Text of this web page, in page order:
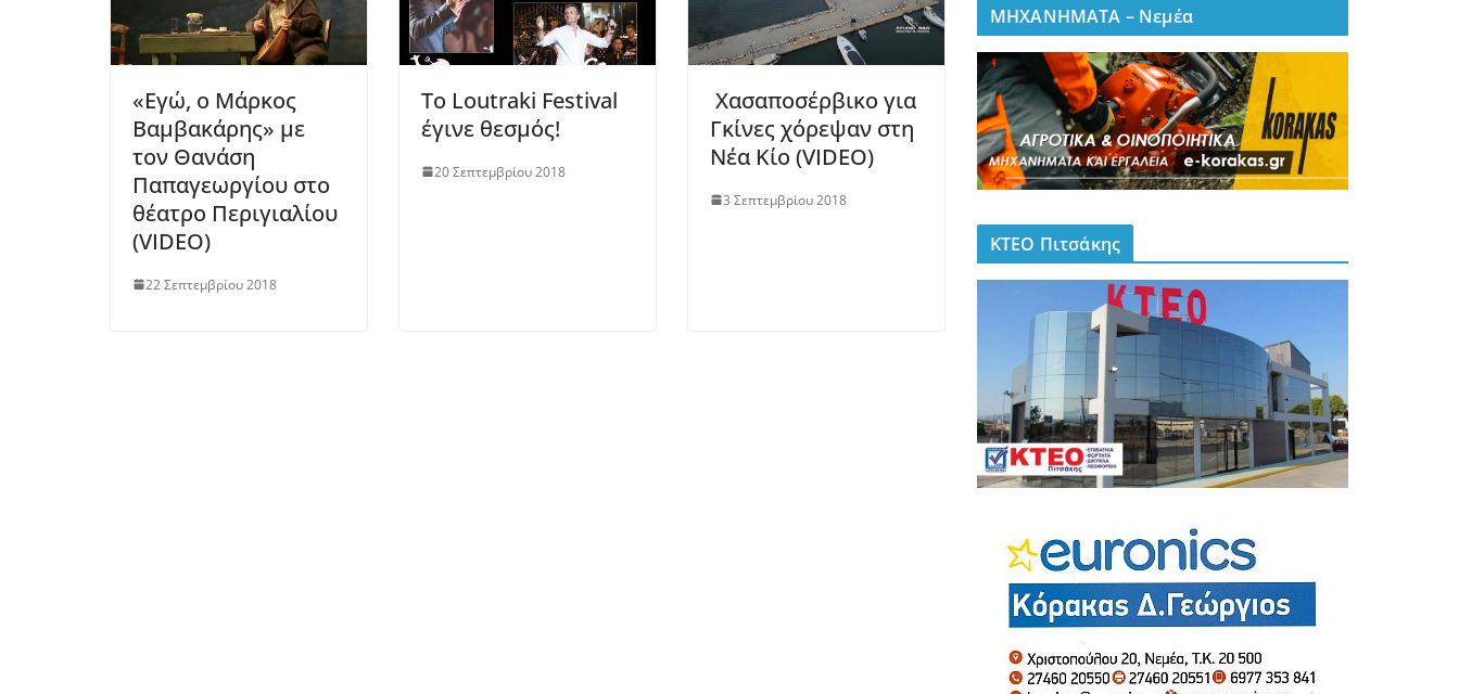
«Εγώ, ο Μάρκος
Βαμβακάρης» με
τον Θανάση
Παπαγεωργίου στο
θέατρο Περιγιαλίου
(VIDEO)
22 Σεπτεμβρίου 2018
To Loutraki Festival
έγινε θεσμός!
20 Σεπτεμβρίου 2018
Χασαποσέρβικο για
Γκίνες χόρεψαν στη
Νέα Κίο (VIDEO)
3 Σεπτεμβρίου 2018
ΜΗΧΑΝΗΜΑΤΑ – Νεμέα
ΚΤΕΟ Πιτσάκης